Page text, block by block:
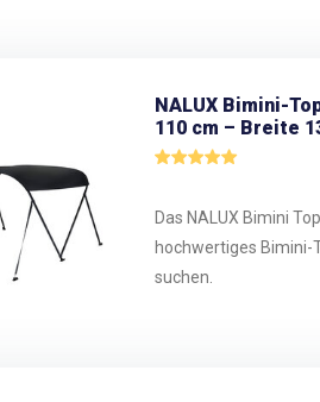
NALUX Bimini-
110 cm – Breite
Das NALUX Bimini
hochwertiges Bimini-
suchen.